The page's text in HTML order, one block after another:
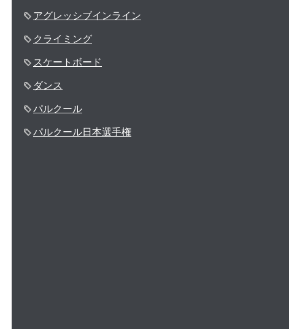
アグレッシブインライン
クライミング
スケートボード
ダンス
パルクール
パルクール日本選手権